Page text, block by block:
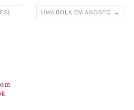
UMA BOLA EM AGOSTO →